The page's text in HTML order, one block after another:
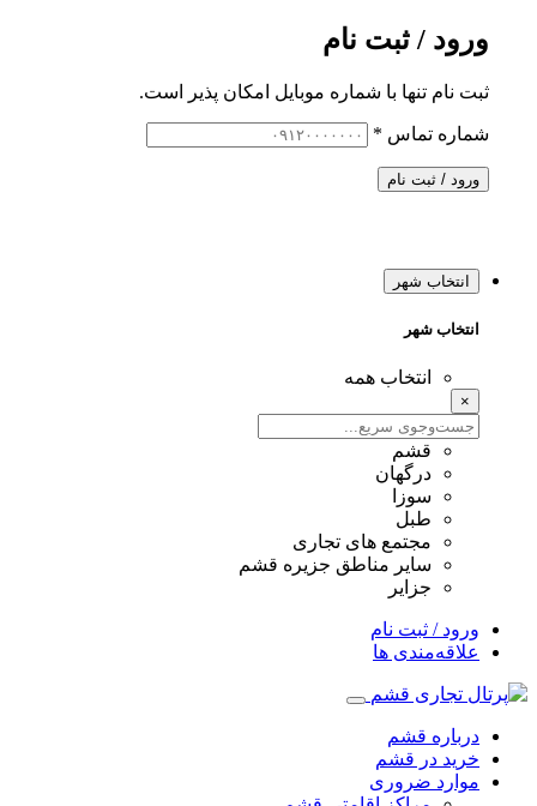
ورود / ثبت نام
ثبت نام تنها با شماره موبایل امکان پذیر است.
شماره تماس *
ورود / ثبت نام
انتخاب شهر
انتخاب شهر
انتخاب همه
×
قشم
درگهان
سوزا
طبل
مجتمع های تجاری
سایر مناطق جزیره قشم
جزایر
ورود / ثبت نام
علاقه‌مندی ها
درباره قشم
خرید در قشم
موارد ضروری